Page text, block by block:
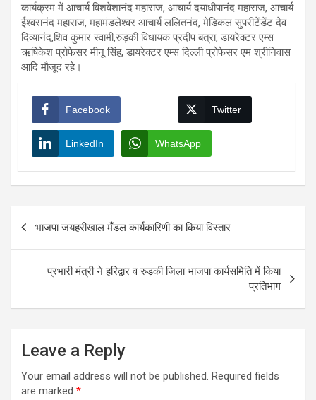
कार्यक्रम में आचार्य विशवेशानंद महाराज, आचार्य दयाधीपानंद महाराज, आचार्य
ईश्वरानंद महाराज, महामंडलेश्वर आचार्य ललितनंद, मेडिकल सुपरीटेंडेंट देव
दिव्यानंद,शिव कुमार स्वामी,रुड़की विधायक प्रदीप बत्रा, डायरेक्टर एम्स
ऋषिकेश प्रोफेसर मीनू सिंह, डायरेक्टर एम्स दिल्ली प्रोफेसर एम श्रीनिवास
आदि मौजूद रहे।
Facebook Twitter
LinkedIn WhatsApp
भाजपा जयहरीखाल मँडल कार्यकारिणी का किया विस्तार
प्रभारी मंत्री ने हरिद्वार व रुड़की जिला भाजपा कार्यसमिति में किया
प्रतिभाग
Leave a Reply
Your email address will not be published. Required fields
are marked *